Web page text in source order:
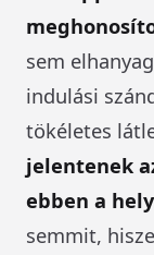
sem
indulási
tökéletes
jelentenek
ebben a
semmit,